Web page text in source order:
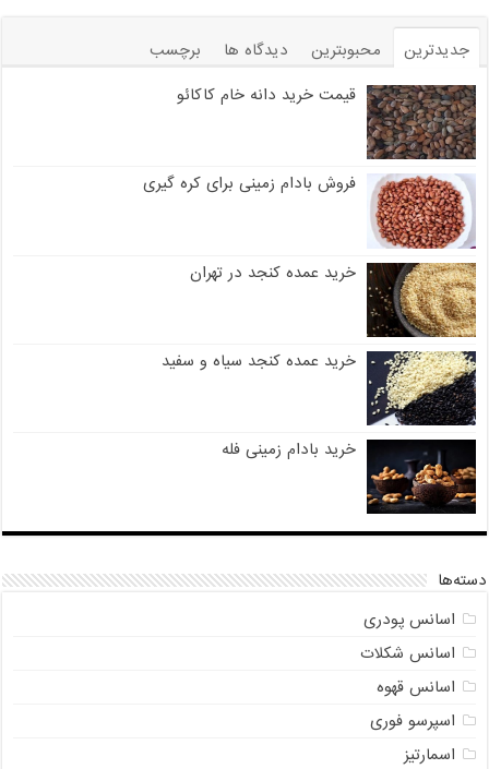
جدیدترین محبوبترین دیدگاه ها
برچسب
قیمت خرید دانه خام کاکائو
فروش بادام زمینی برای کره گیری
خرید عمده کنجد در تهران
خرید عمده کنجد سیاه و سفید
خرید بادام زمینی فله
دسته‌ها
اسانس پودری
اسانس شکلات
اسانس قهوه
اسپرسو فوری
اسمارتیز